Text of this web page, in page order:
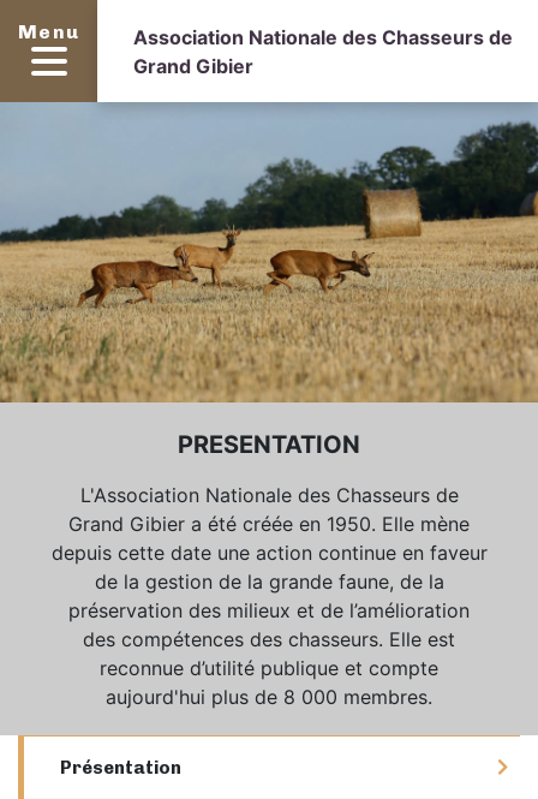
Menu
Association Nationale des Chasseurs de
Grand Gibier
PRESENTATION
L'Association Nationale des Chasseurs de
Grand Gibier a été créée en 1950. Elle mène
depuis cette date une action continue en faveur
de la gestion de la grande faune, de la
préservation des milieux et de l’amélioration
des compétences des chasseurs. Elle est
reconnue d’utilité publique et compte
aujourd'hui plus de 8 000 membres.
Présentation